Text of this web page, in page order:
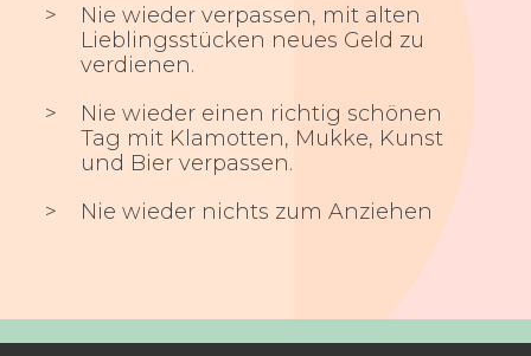
Nie wieder verpassen, mit alten
Lieblingsstücken neues Geld zu
verdienen.
Nie wieder einen richtig schönen
Tag mit Klamotten, Mukke, Kunst
und Bier verpassen.
Nie wieder nichts zum Anziehen